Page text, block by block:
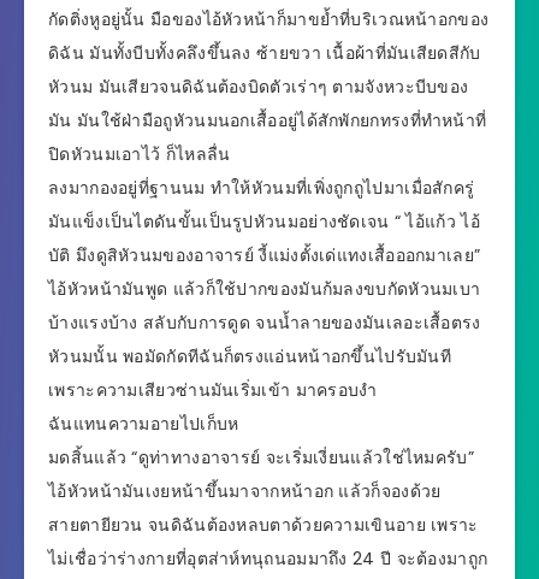
กัดติ่งหูอยู่นั้น มือของไอ้หัวหน้าก็มาขย้ำที่บริเวณหน้าอกของ
ดิฉัน มันทั้งบีบทั้งคลึงขึ้นลง ซ้ายขวา เนื้อผ้าที่มันเสียดสีกับ
หัวนม มันเสียวจนดิฉันต้องบิดตัวเร่าๆ ตามจังหวะบีบของ
มัน มันใช้ฝ่ามือถูหัวนมนอกเสื้ออยู่ได้สักพักยกทรงที่ทำหน้าที่
ปิดหัวนมเอาไว้ ก็ไหลลื่น
ลงมากองอยู่ที่ฐานนม ทำให้หัวนมที่เพิ่งถูกถูไปมาเมื่อสักครู่
มันแข็งเป็นไตดันขั้นเป็นรูปหัวนมอย่างชัดเจน “ ไอ้แก้ว ไอ้
บัติ มึงดูสิหัวนมของอาจารย์ งี้แม่งตั้งเด่แทงเสื้อออกมาเลย”
ไอ้หัวหน้ามันพูด แล้วก็ใช้ปากของมันก้มลงขบกัดหัวนมเบา
บ้างแรงบ้าง สลับกับการดูด จนน้ำลายของมันเลอะเสื้อตรง
หัวนมนั้น พอมัดกัดทีฉันก็ตรงแอ่นหน้าอกขึ้นไปรับมันที
เพราะความเสียวซ่านมันเริ่มเข้า มาครอบงำ
ฉันแทนความอายไปเก็บห
มดสิ้นแล้ว “ดูท่าทางอาจารย์ จะเริ่มเงี่ยนแล้วใช่ไหมครับ”
ไอ้หัวหน้ามันเงยหน้าขึ้นมาจากหน้าอก แล้วก็จองด้วย
สายตายียวน จนดิฉันต้องหลบตาด้วยความเขินอาย เพราะ
ไม่เชื่อว่าร่างกายที่อุตส่าห์ทนุถนอมมาถึง 24 ปี จะต้องมาถูก